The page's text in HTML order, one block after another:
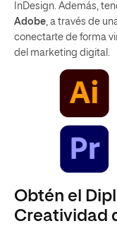
InDesign. Además,
Adobe , a través de
conectarte de forma
del marketing digital.
Obtén el
Creatividad